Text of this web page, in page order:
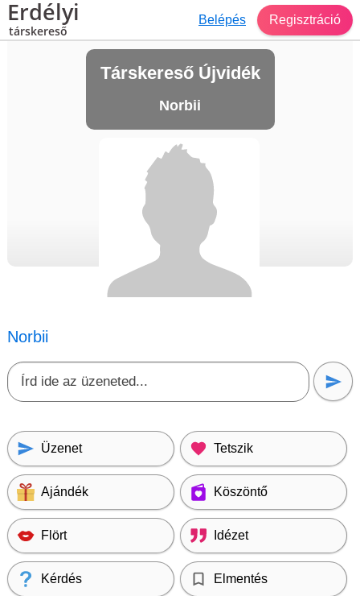
Erdélyi
társkereső
Belépés Regisztráció
Társkereső Újvidék
Norbii
Norbii
Üzenet Tetszik
Ajándék Köszöntő
Flört Idézet
Kérdés Elmentés